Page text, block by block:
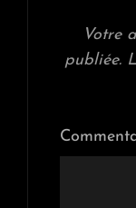
Votre
publiée.